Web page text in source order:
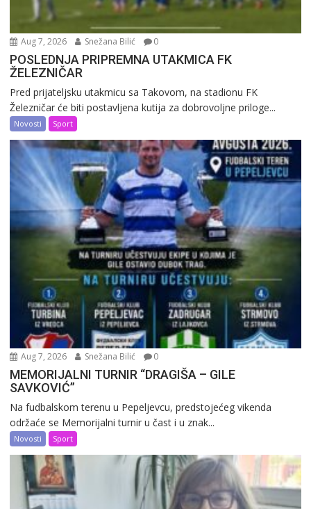
Aug 7, 2026 Snežana Bilić 0
POSLEDNJA PRIPREMNA UTAKMICA FK
ŽELEZNIČAR
Pred prijateljsku utakmicu sa Takovom, na stadionu FK
Železničar će biti postavljena kutija za dobrovoljne priloge...
Novosti Sport
Aug 7, 2026 Snežana Bilić 0
MEMORIJALNI TURNIR “DRAGIŠA – GILE
SAVKOVIĆ”
Na fudbalskom terenu u Pepeljevcu, predstojećeg vikenda
održaće se Memorijalni turnir u čast i u znak...
Novosti Sport